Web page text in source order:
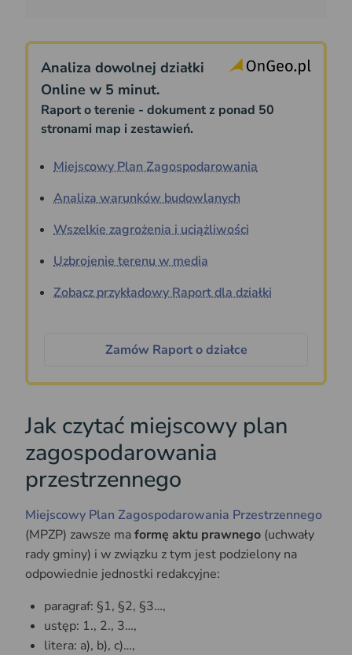
Analiza dowolnej działki
Online w 5 minut.
Raport o terenie - dokument z ponad 50
stronami map i zestawień.
Miejscowy Plan Zagospodarowania
Analiza warunków budowlanych
Wszelkie zagrożenia i uciążliwości
Uzbrojenie terenu w media
Zobacz przykładowy Raport dla działki
Zamów Raport o działce
Jak czytać miejscowy plan
zagospodarowania
przestrzennego
Miejscowy Plan Zagospodarowania Przestrzennego
(MPZP) zawsze maformę aktu prawnego (uchwały
rady gminy) i w związku z tym jest podzielony na
odpowiednie jednostki redakcyjne:
paragraf: §1, §2, §3…,
ustęp: 1., 2., 3…,
litera: a), b), c)…,